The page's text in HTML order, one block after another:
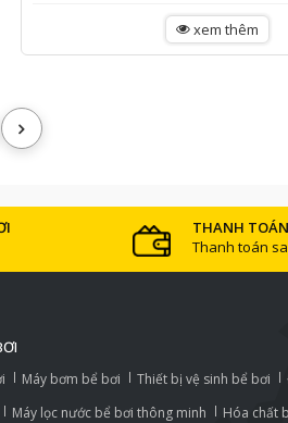
xem thêm
THANH
Thanh toán
Máy bơm bể bơi Thiết bị vệ sinh bể bơi
Máy lọc nước bể bơi thông minh
Hóa chất